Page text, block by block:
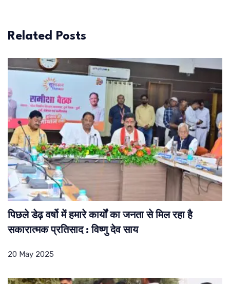
Related Posts
पिछले डेढ़ वर्षो में हमारे कार्यों का जनता से मिल रहा है
सकारात्मक प्रतिसाद : विष्णु देव साय
20 May 2025